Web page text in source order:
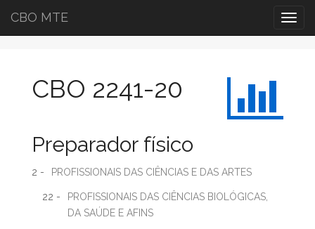
CBO MTE
CBO 2241-20
Preparador físico
2 - PROFISSIONAIS DAS CIÊNCIAS E DAS ARTES
22 -
PROFISSIONAIS DAS CIÊNCIAS BIOLÓGICAS,
DA SAÚDE E AFINS